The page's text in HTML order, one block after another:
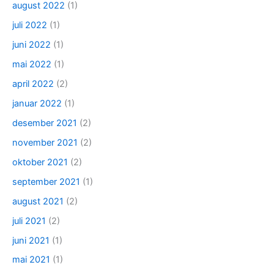
august 2022 (1)
juli 2022 (1)
juni 2022 (1)
mai 2022 (1)
april 2022 (2)
januar 2022 (1)
desember 2021 (2)
november 2021 (2)
oktober 2021 (2)
september 2021 (1)
august 2021 (2)
juli 2021 (2)
juni 2021 (1)
mai 2021 (1)